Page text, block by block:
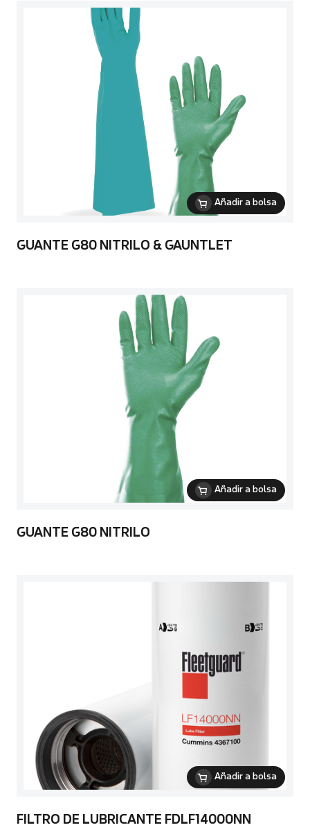
Añadir a bolsa
GUANTE G80 NITRILO & GAUNTLET
Añadir a bolsa
GUANTE G80 NITRILO
Añadir a bolsa
FILTRO DE LUBRICANTE FDLF14000NN